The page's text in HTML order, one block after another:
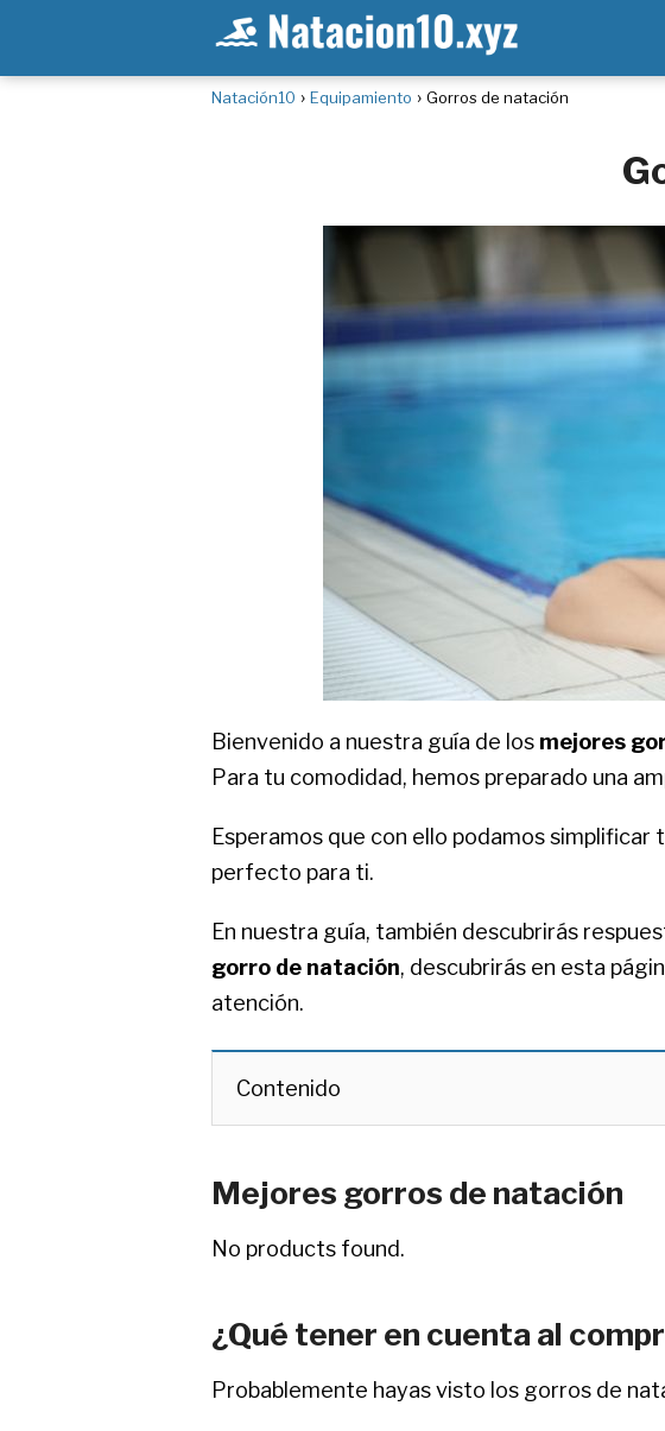
Natación10 Equipamiento Gorros de natación
Bienvenido a nuestra guía de los mejores
Para tu comodidad, hemos preparado una
Esperamos que con ello podamos
perfecto para ti.
En nuestra guía, también descubrirás
gorro de natación, descubrirás en esta
atención.
Contenido
Mejores gorros de natación
No products found.
¿Qué tener en cuenta al
Probablemente hayas visto los gorros de